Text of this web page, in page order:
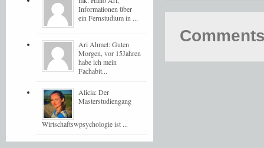
Informationen über
ein Fernstudium in ...
Ari Ahmet: Guten
Morgen, vor 15Jahren
habe ich mein
Fachabit...
Alicia: Der
Masterstudiengang
Wirtschaftswpsychologie ist ...